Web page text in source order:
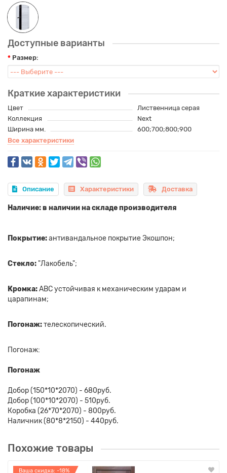
Доступные варианты
Размер:
Краткие характеристики
Цвет
Лиственница серая
Коллекция
Next
Ширина мм.
600;700;800;900
Все характеристики
Описание Характеристики Доставка
Наличие: в наличии на складе производителя
Покрытие:антивандальное покрытие Экошпон;
Стекло:"Лакобель";
Кромка:ABC устойчивая к механическим ударам и
царапинам;
Погонаж:телескопический.
Погонаж:
Погонаж
Добор (150*10*2070) - 680руб.
Добор (100*10*2070) - 510руб.
Коробка (26*70*2070) - 800руб.
Наличник (80*8*2150) - 440руб.
Похожие товары
Ваша скидка: -18%